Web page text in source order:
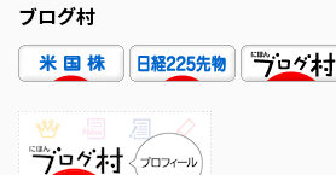
ブログ村